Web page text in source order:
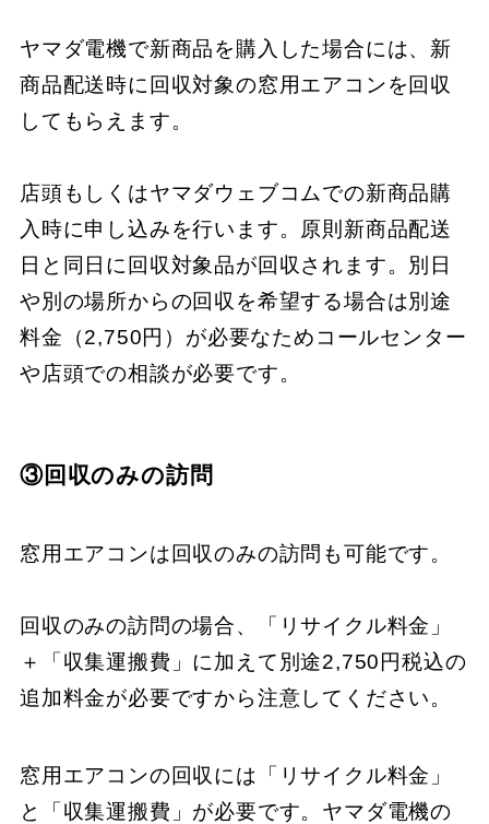
ヤマダ電機で新商品を購入した場合には、新
商品配送時に回収対象の窓用エアコンを回収
してもらえます。
店頭もしくはヤマダウェブコムでの新商品購
入時に申し込みを行います。原則新商品配送
日と同日に回収対象品が回収されます。別日
や別の場所からの回収を希望する場合は別途
料金（2,750円）が必要なためコールセンター
や店頭での相談が必要です。
③回収のみの訪問
窓用エアコンは回収のみの訪問も可能です。
回収のみの訪問の場合、「リサイクル料金」
＋「収集運搬費」に加えて別途2,750円税込の
追加料金が必要ですから注意してください。
窓用エアコンの回収には「リサイクル料金」
と「収集運搬費」が必要です。ヤマダ電機の